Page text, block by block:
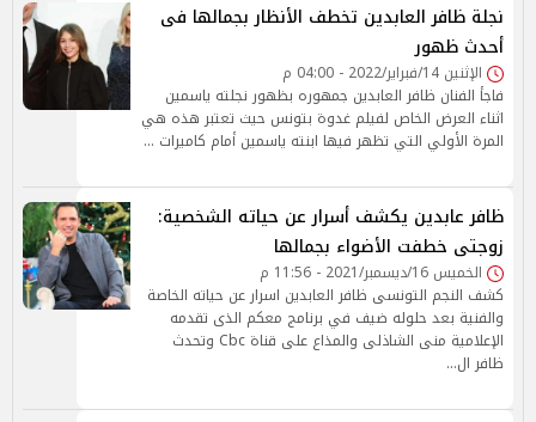
نجلة ظافر العابدين تخطف الأنظار بجمالها فى
أحدث ظهور
الإثنين 14/فبراير/2022 - 04:00 م
فاجأ الفنان ظافر العابدين جمهوره بظهور نجلته ياسمين
اثناء العرض الخاص لفيلم غدوة بتونس حيث تعتبر هذه هي
المرة الأولي التي تظهر فيها ابنته ياسمين أمام كاميرات …
ظافر عابدين يكشف أسرار عن حياته الشخصية:
زوجتى خطفت الأضواء بجمالها
الخميس 16/ديسمبر/2021 - 11:56 م
كشف النجم التونسى ظافر العابدين اسرار عن حياته الخاصة
والفنية بعد حلوله ضيف في برنامج معكم الذى تقدمه
الإعلامية منى الشاذلى والمذاع على قناة Cbc وتحدث
ظافر ال…